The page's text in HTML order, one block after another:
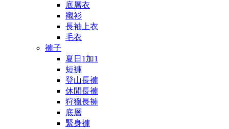
底層衣
襯衫
長袖上衣
毛衣
褲子
夏日1加1
短褲
登山長褲
休閒長褲
狩獵長褲
底層
緊身褲